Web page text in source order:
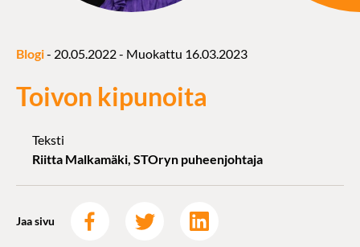
Blogi- 20.05.2022- Muokattu 16.03.2023
Toivon kipunoita
Teksti
Riitta Malkamäki, STOryn puheenjohtaja
Jaa sivu